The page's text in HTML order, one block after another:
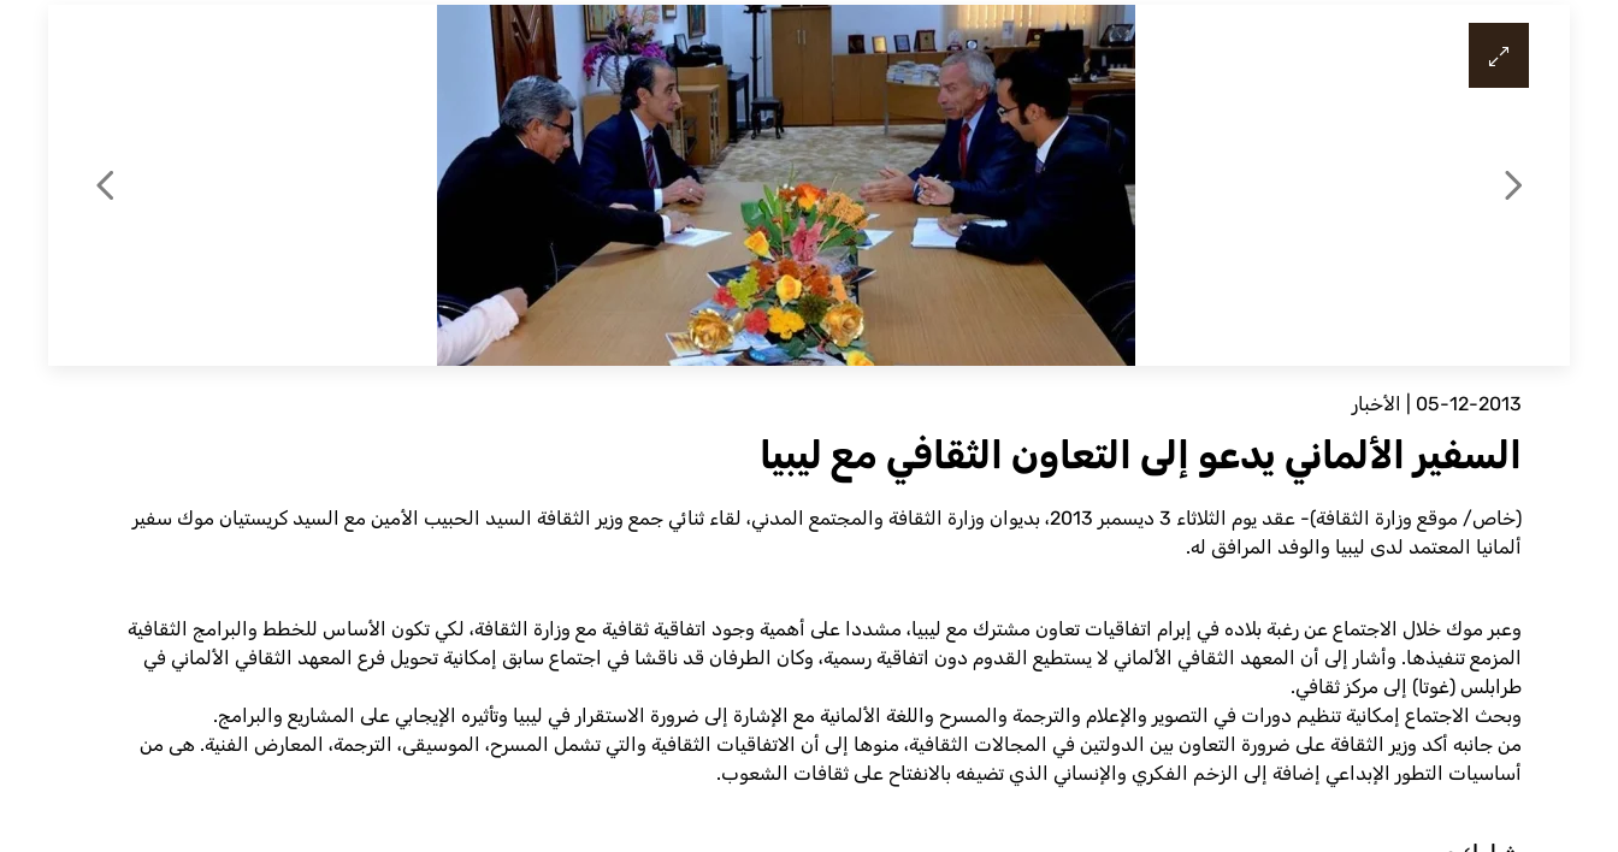
05-12-2013 الأخبار
السفير الألماني يدعو إلى التعاون الثقافي مع ليبيا
(خاص/ موقع وزارة الثقافة)- عقد يوم الثلاثاء 3 ديسمبر 2013، بديوان وزارة الثقافة والمجتمع المدني، لقاء ثنائي جمع وزير الثقافة السيد الحبيب الأمين مع السيد كريستيان موك سفير
ألمانيا المعتمد لدى ليبيا والوفد المرافق له.
وعبر موك خلال الاجتماع عن رغبة بلاده في إبرام اتفاقيات تعاون مشترك مع ليبيا، مشددا على أهمية وجود اتفاقية ثقافية مع وزارة الثقافة، لكي تكون الأساس للخطط والبرامج الثقافية
المزمع تنفيذها. وأشار إلى أن المعهد الثقافي الألماني لا يستطيع القدوم دون اتفاقية رسمية، وكان الطرفان قد ناقشا في اجتماع سابق إمكانية تحويل فرع المعهد الثقافي الألماني في
طرابلس (غوتا) إلى مركز ثقافي.
وبحث الاجتماع إمكانية تنظيم دورات في التصوير والإعلام والترجمة والمسرح واللغة الألمانية مع الإشارة إلى ضرورة الاستقرار في ليبيا وتأثيره الإيجابي على المشاريع والبرامج.
من جانبه أكد وزير الثقافة على ضرورة التعاون بين الدولتين في المجالات الثقافية، منوها إلى أن الاتفاقيات الثقافية والتي تشمل المسرح، الموسيقى، الترجمة، المعارض الفنية. هى من
أساسيات التطور الإبداعي إضافة إلى الزخم الفكري والإنساني الذي تضيفه بالانفتاح على ثقافات الشعوب.